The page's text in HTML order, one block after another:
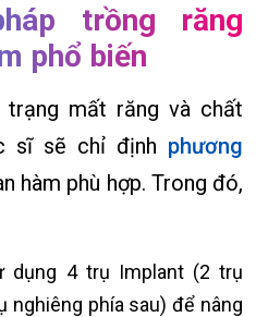
trồng răng
phổ biến
trạng mất răng và chất
sĩ sẽ chỉ định phương
hàm phù hợp. Trong đó,
dụng 4 trụ Implant (2 trụ
nghiêng phía sau) để nâng